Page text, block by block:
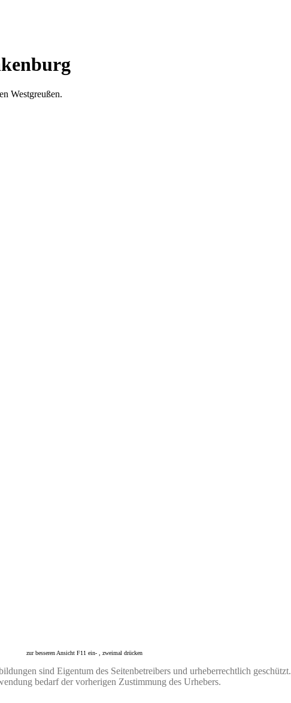
Westgreußen.
zur besseren Ansicht F11 ein- , zweimal drücken
sind Eigentum des Seitenbetreibers und urheberrechtlich geschützt.
bedarf der vorherigen Zustimmung des Urhebers.